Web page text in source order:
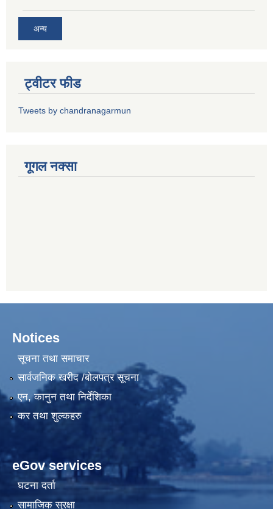
अन्य
ट्वीटर फीड
Tweets by chandranagarmun
गूगल नक्सा
Notices
सूचना तथा समाचार
सार्वजनिक खरीद /बोलपत्र सूचना
एन, कानुन तथा निर्देशिका
कर तथा शुल्कहरु
eGov services
घटना दर्ता
सामाजिक सुरक्षा